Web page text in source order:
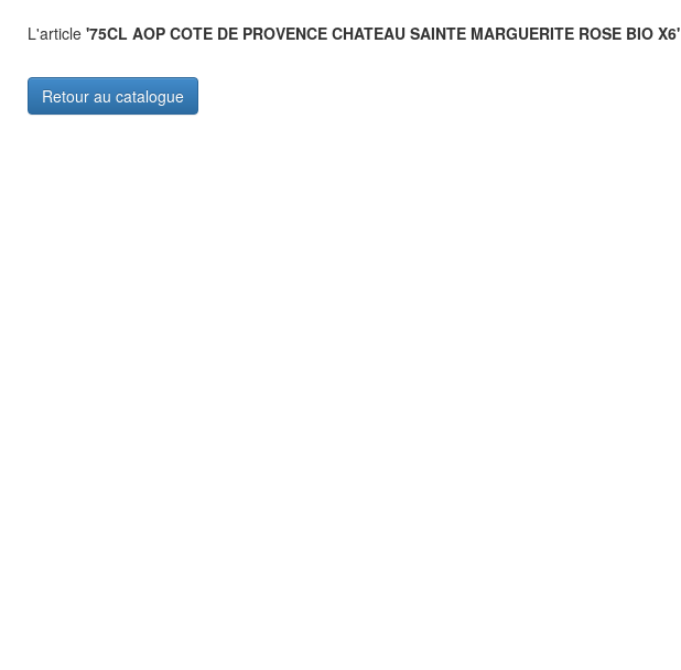
L'article '75CL AOP COTE DE PROVENCE CHATEAU SAINTE MARGUERITE ROSE BIO X6'
Retour au catalogue